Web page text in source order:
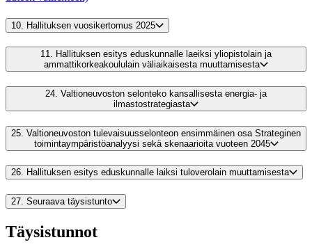
10. Hallituksen vuosikertomus 2025
11. Hallituksen esitys eduskunnalle laeiksi yliopistolain ja
ammattikorkeakoululain väliaikaisesta muuttamisesta
24. Valtioneuvoston selonteko kansallisesta energia- ja
ilmastostrategiasta
25. Valtioneuvoston tulevaisuusselonteon ensimmäinen osa Strateginen
toimintaympäristöanalyysi sekä skenaarioita vuoteen 2045
26. Hallituksen esitys eduskunnalle laiksi tuloverolain muuttamisesta
27. Seuraava täysistunto
Täysistunnot